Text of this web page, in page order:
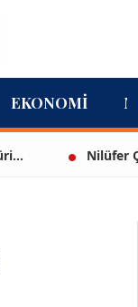
EKONOMI
Nilüfer